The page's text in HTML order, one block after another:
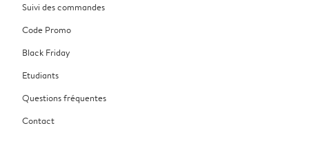
Suivi des commandes
Code Promo
Black Friday
Etudiants
Questions fréquentes
Contact